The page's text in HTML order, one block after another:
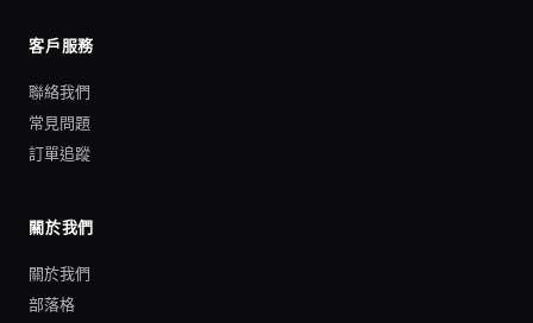
客戶服務
聯絡我們
常見問題
訂單追蹤
關於我們
關於我們
部落格